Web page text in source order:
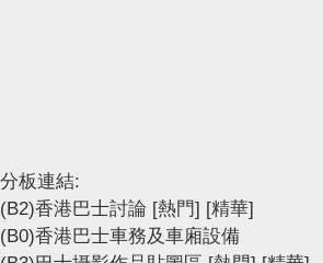
分板連結:
(B2)香港巴士討論 [熱門] [精華]
(B0)香港巴士車務及車廂設備